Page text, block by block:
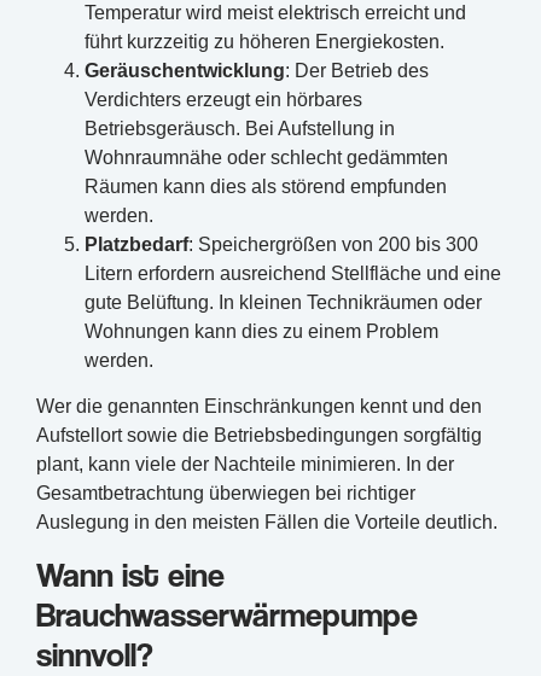
Temperatur wird meist elektrisch erreicht und
führt kurzzeitig zu höheren Energiekosten.
Geräuschentwicklung: Der Betrieb des
Verdichters erzeugt ein hörbares
Betriebsgeräusch. Bei Aufstellung in
Wohnraumnähe oder schlecht gedämmten
Räumen kann dies als störend empfunden
werden.
Platzbedarf: Speichergrößen von 200 bis 300
Litern erfordern ausreichend Stellfläche und eine
gute Belüftung. In kleinen Technikräumen oder
Wohnungen kann dies zu einem Problem
werden.
Wer die genannten Einschränkungen kennt und den
Aufstellort sowie die Betriebsbedingungen sorgfältig
plant, kann viele der Nachteile minimieren. In der
Gesamtbetrachtung überwiegen bei richtiger
Auslegung in den meisten Fällen die Vorteile deutlich.
Wann ist eine
Brauchwasserwärmepumpe
sinnvoll?